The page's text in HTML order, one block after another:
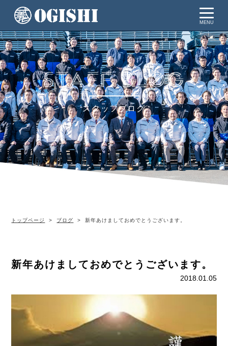
MENU
スタッフブログ
トップページ ブログ 新年あけましておめでとうございます。
新年あけましておめでとうございます。
2018.01.05